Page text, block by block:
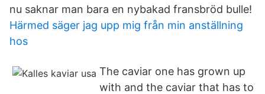
nu saknar man bara en nybakad fransbröd bulle!
Härmed säger jag upp mig från min anställning
hos
The caviar one has grown up
with and the caviar that has to